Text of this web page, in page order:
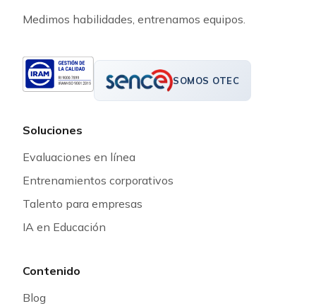
Medimos habilidades, entrenamos equipos.
SOMOS OTEC
Soluciones
Evaluaciones en línea
Entrenamientos corporativos
Talento para empresas
IA en Educación
Contenido
Blog